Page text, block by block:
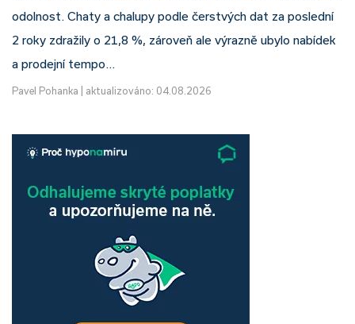
odolnost. Chaty a chalupy podle čerstvých dat za poslední
2 roky zdražily o 21,8 %, zároveň ale výrazně ubylo nabídek
a prodejní tempo…
Pavel Pohanka aktualizováno: 04.08.2026